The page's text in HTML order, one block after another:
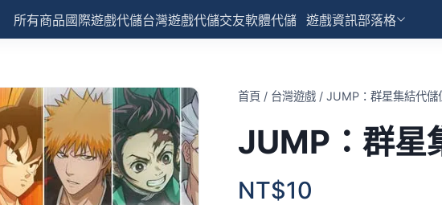
所有商品國際遊戲代儲台灣遊戲代儲交友軟體代儲 遊戲資訊部落格
首頁 / 台灣遊戲 /JUMP：群星集結代儲
JUMP：群星
NT$10